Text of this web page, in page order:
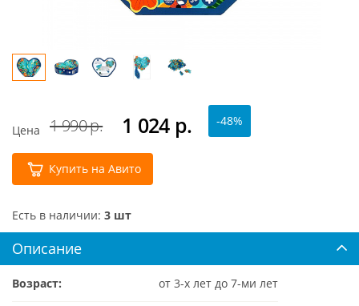
Цена 1 990 р. 1 024 р. -48%
Купить на Авито
Есть в наличии: 3 шт
Описание
Возраст: от 3-х лет до 7-ми лет